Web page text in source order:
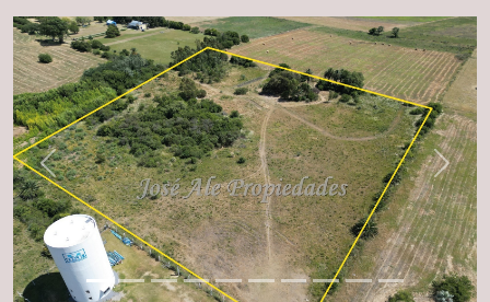
Previous Next